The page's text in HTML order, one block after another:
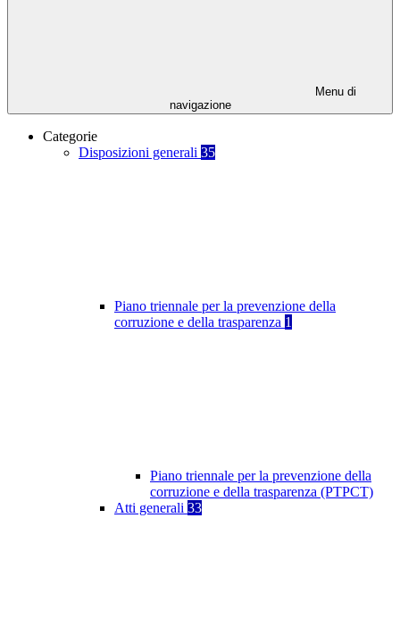
Menu di
navigazione
Categorie
Disposizioni generali 35
Piano triennale per la prevenzione della
corruzione e della trasparenza 1
Piano triennale per la prevenzione della
corruzione e della trasparenza (PTPCT)
Atti generali 33